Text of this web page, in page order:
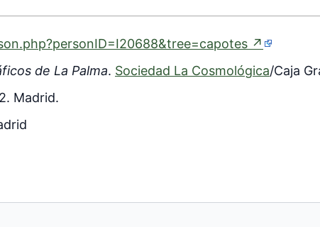
↗ (enlace
externo)
de La Palma. Sociedad La Cosmológica/Caja
Madrid.